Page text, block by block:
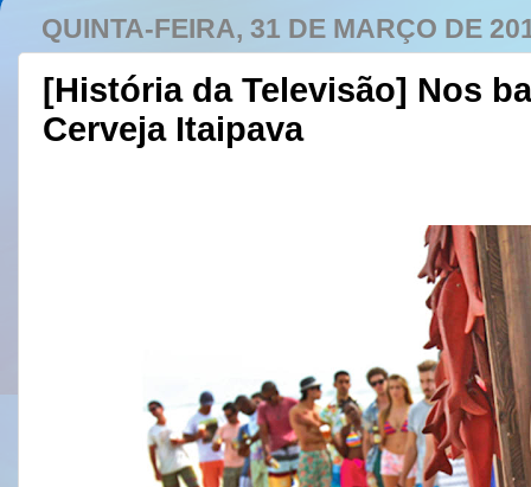
QUINTA-FEIRA, 31 DE MARÇO DE
[História da Televisão] Nos
Cerveja Itaipava